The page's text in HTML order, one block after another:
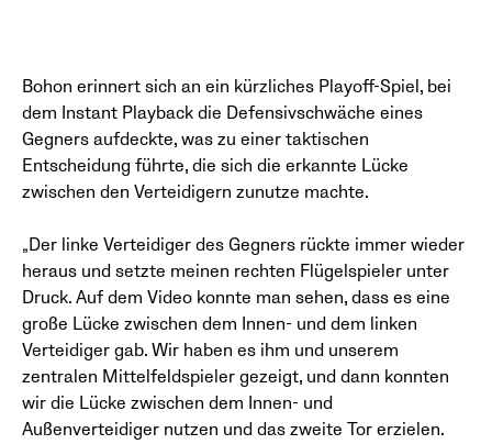
Bohon erinnert sich an ein kürzliches Playoff-Spiel, bei
dem Instant Playback die Defensivschwäche eines
Gegners aufdeckte, was zu einer taktischen
Entscheidung führte, die sich die erkannte Lücke
zwischen den Verteidigern zunutze machte.
„Der linke Verteidiger des Gegners rückte immer wieder
heraus und setzte meinen rechten Flügelspieler unter
Druck. Auf dem Video konnte man sehen, dass es eine
große Lücke zwischen dem Innen- und dem linken
Verteidiger gab. Wir haben es ihm und unserem
zentralen Mittelfeldspieler gezeigt, und dann konnten
wir die Lücke zwischen dem Innen- und
Außenverteidiger nutzen und das zweite Tor erzielen.